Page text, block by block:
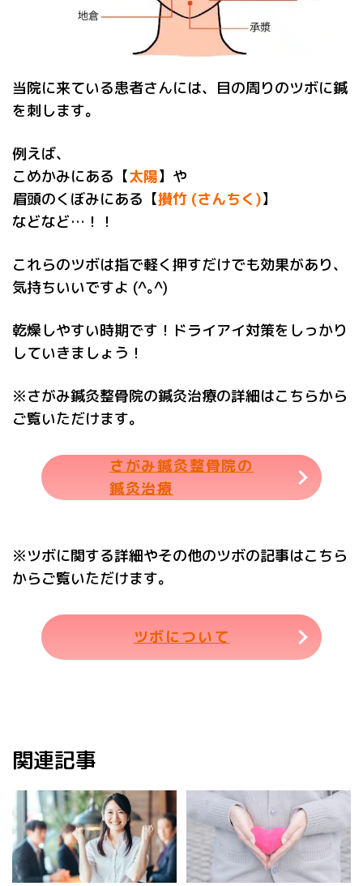
当院に来ている患者さんには、目の周りのツボに鍼
を刺します。
例えば、
こめかみにある【太陽】や
眉頭のくぼみにある【攅竹 (さんちく)】
などなど…！！
これらのツボは指で軽く押すだけでも効果があり、
気持ちいいですよ (^｡^)
乾燥しやすい時期です！ドライアイ対策をしっかり
していきましょう！
※さがみ鍼灸整骨院の鍼灸治療の詳細はこちらから
ご覧いただけます。
さがみ鍼灸整骨院の
鍼灸治療
※ツボに関する詳細やその他のツボの記事はこちら
からご覧いただけます。
ツボについて
関連記事